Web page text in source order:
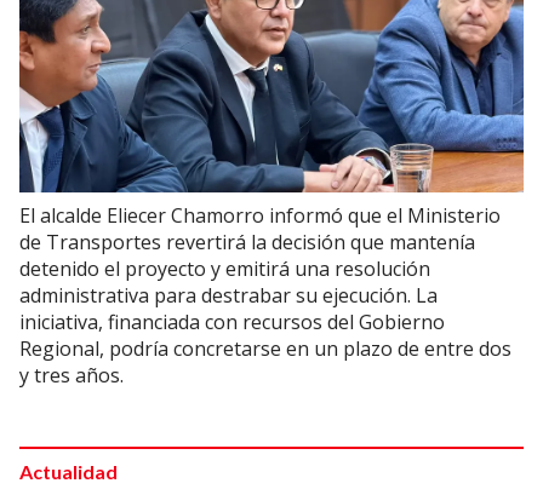
El alcalde Eliecer Chamorro informó que el Ministerio
de Transportes revertirá la decisión que mantenía
detenido el proyecto y emitirá una resolución
administrativa para destrabar su ejecución. La
iniciativa, financiada con recursos del Gobierno
Regional, podría concretarse en un plazo de entre dos
y tres años.
Actualidad